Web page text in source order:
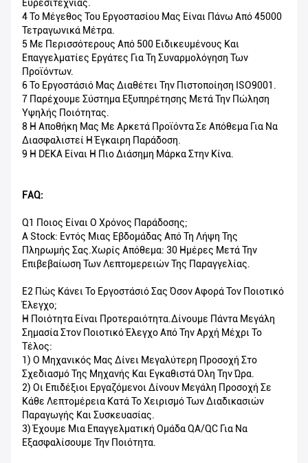
Ευρεσιτεχνίας.
4 Το Μέγεθος Του Εργοστασίου Μας Είναι Πάνω Από 45000
Τετραγωνικά Μέτρα.
5 Με Περισσότερους Από 500 Ειδικευμένους Και
Επαγγελματίες Εργάτες Για Τη Συναρμολόγηση Των
Προϊόντων.
6 Το Εργοστάσιό Μας Διαθέτει Την Πιστοποίηση ISO9001.
7 Παρέχουμε Σύστημα Εξυπηρέτησης Μετά Την Πώληση
Υψηλής Ποιότητας.
8 Η Αποθήκη Μας Με Αρκετά Προϊόντα Σε Απόθεμα Για Να
Διασφαλιστεί Η Έγκαιρη Παράδοση.
9 Η DEKA Είναι Η Πιο Διάσημη Μάρκα Στην Κίνα.
FAQ:
Q1 Ποιος Είναι Ο Χρόνος Παράδοσης;
A Stock: Εντός Μιας Εβδομάδας Από Τη Λήψη Της
Πληρωμής Σας.Χωρίς Απόθεμα: 30 Ημέρες Μετά Την
Επιβεβαίωση Των Λεπτομερειών Της Παραγγελίας.
Ε2 Πώς Κάνει Το Εργοστάσιό Σας Όσον Αφορά Τον Ποιοτικό
Έλεγχο;
Η Ποιότητα Είναι Προτεραιότητα.Δίνουμε Πάντα Μεγάλη
Σημασία Στον Ποιοτικό Έλεγχο Από Την Αρχή Μέχρι Το
Τέλος:
1) Ο Μηχανικός Μας Δίνει Μεγαλύτερη Προσοχή Στο
Σχεδιασμό Της Μηχανής Και Εγκαθιστά Όλη Την Ώρα.
2) Οι Επιδέξιοι Εργαζόμενοι Δίνουν Μεγάλη Προσοχή Σε
Κάθε Λεπτομέρεια Κατά Το Χειρισμό Των Διαδικασιών
Παραγωγής Και Συσκευασίας.
3) Έχουμε Μια Επαγγελματική Ομάδα QA/QC Για Να
Εξασφαλίσουμε Την Ποιότητα.